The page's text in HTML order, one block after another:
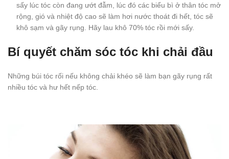
sấy lúc tóc còn đang ướt đẫm, lúc đó các biểu bì ở thân tóc mở
rộng, gió và nhiệt độ cao sẽ làm hơi nước thoát đi hết, tóc sẽ
khô sạm và gãy rụng. Hãy lau khô 70% tóc rồi mới sấy.
Bí quyết chăm sóc tóc khi chải đầu
Những búi tóc rối nếu không chải khéo sẽ làm bạn gãy rụng rất
nhiều tóc và hư hết nếp tóc.